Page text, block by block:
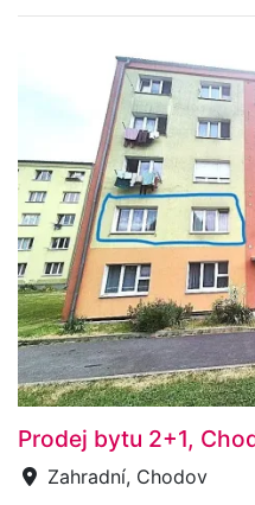
Prodej bytu 2+1,
Zahradní, Chodov